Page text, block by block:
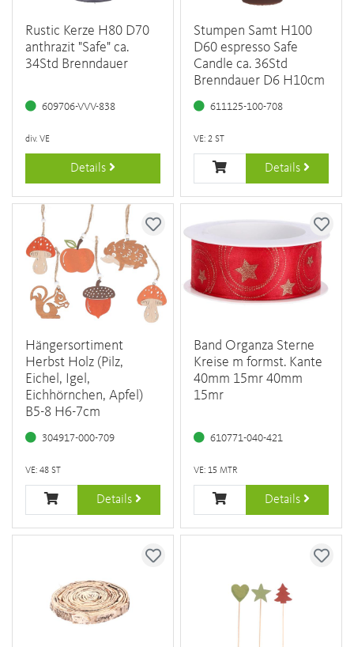
Rustic Kerze H80 D70
anthrazit "Safe" ca.
34Std Brenndauer
609706-VVV-838
div. VE
Details
Stumpen Samt H100
D60 espresso Safe
Candle ca. 36Std
Brenndauer D6 H10cm
611125-100-708
VE: 2 ST
Details
Hängersortiment
Herbst Holz (Pilz,
Eichel, Igel,
Eichhörnchen, Apfel)
B5-8 H6-7cm
304917-000-709
VE: 48 ST
Details
Band Organza Sterne
Kreise m formst. Kante
40mm 15mr 40mm
15mr
610771-040-421
VE: 15 MTR
Details